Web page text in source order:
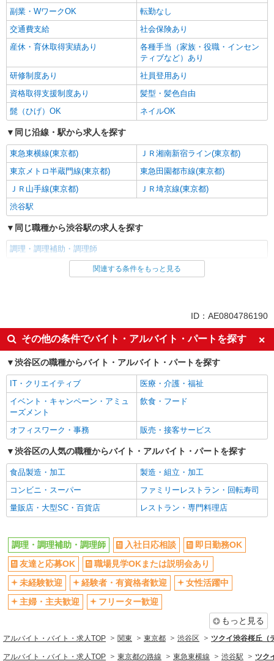
副業・WワークOK
転勤なし
交通費支給
社会保険あり
産休・育休取得実績あり
各種手当（家族・役職・インセン
ティブなど）あり
研修制度あり
社員登用あり
資格取得支援制度あり
髪型・髪色自由
髭（ひげ）OK
ネイルOK
同じ沿線・駅から求人を探す
東急東横線(東京都)
ＪＲ湘南新宿ライン(東京都)
東京メトロ半蔵門線(東京都)
東急田園都市線(東京都)
ＪＲ山手線(東京都)
ＪＲ埼京線(東京都)
渋谷駅
同じ職種から渋谷駅の求人を探す
調理・調理補助・調理師
同じ雇用形態から渋谷駅の求人を探す
入社日応相談
即日勤務OK
友達と応募OK
職場見学OKまたは説明会あり
未経験歓迎
経験者・有資格者歓迎
女性活躍中
主婦・主夫歓迎
フリーター歓迎
学歴不問
ブランクOK
ミドル（40代～）活躍中
エルダー（50代～）活躍中
昇給あり
禁煙・分煙
バイク通勤OK
自転車通勤OK
残業ほぼなし
副業・WワークOK
転勤なし
交通費支給
社会保険あり
ティブなど）あり
研修制度あり
社員登用あり
資格取得支援制度あり
髪型・髪色自由
髭（ひげ）OK
ネイルOK
飲食・フード
調理・調理補助・調理師
関連する条件をもっと見る
ID：AE0804786190
その他の条件でバイト・アルバイト・パートを探す
渋谷区の職種からバイト・アルバイト・パートを探す
IT・クリエイティブ
医療・介護・福祉
イベント・キャンペーン・アミュ
ーズメント
飲食・フード
オフィスワーク・事務 販売・接客サービス
渋谷区の人気の職種からバイト・アルバイト・パートを探す
食品製造・加工
製造・組立・加工
コンビニ・スーパー
ファミリーレストラン・回転寿司
量販店・大型SC・百貨店
レストラン・専門料理店
調理・調理補助・調理師 入社日応相談
即日勤務OK
友達と応募OK
職場見学OKまたは説明会あり
未経験歓迎
経験者・有資格者歓迎
女性活躍中
主婦・主夫歓迎
フリーター歓迎
もっと見る
アルバイト・バイト・求人TOP 関東 東京都 渋谷区 ツクイ渋谷桜丘（
アルバイト・バイト・求人TOP 東京都の路線 東急東横線 渋谷駅 ツク